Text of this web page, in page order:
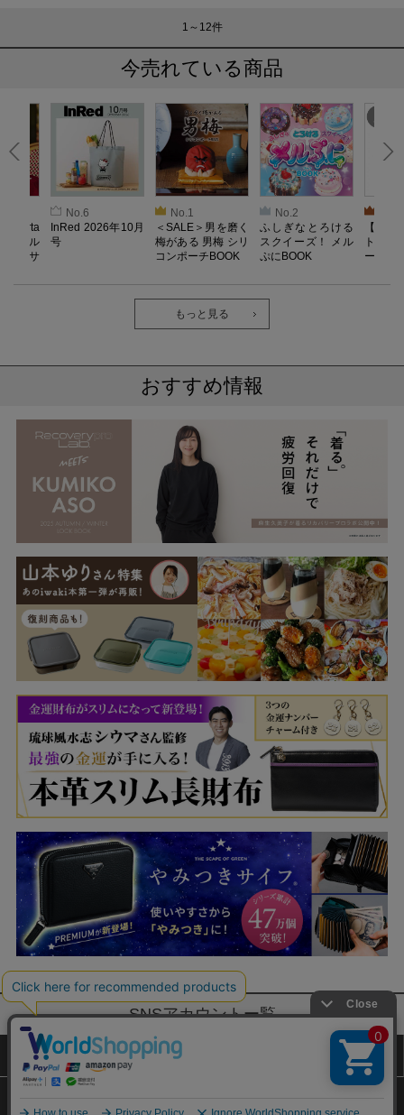
1～12件
今売れている商品
キル
レッサ
No.6
InRed 2026年10月
号
No.1
＜SALE＞男を磨く
梅がある 男梅 シリ
コンポーチBOOK
No.2
ふしぎなとろける
スクイーズ！ メル
ぷにBOOK
【
ト／L
ー）【
ab. 疲
もっと見る
おすすめ情報
SNSアカウントー覧
サイトマップ